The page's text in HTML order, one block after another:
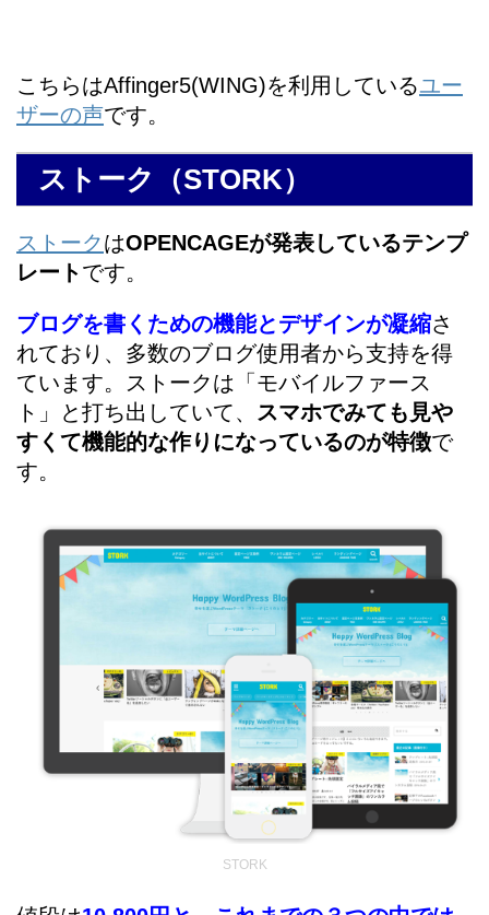
こちらはAffinger5(WING)を利用しているユー
ザーの声です。
ストーク（STORK）
ストークはOPENCAGEが発表しているテンプ
レートです。
ブログを書くための機能とデザインが凝縮さ
れており、多数のブログ使用者から支持を得
ています。ストークは「モバイルファース
ト」と打ち出していて、 スマホでみても見や
すくて機能的な作りになっているのが特徴で
す。
STORK